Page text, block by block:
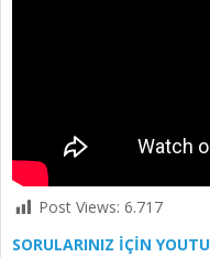
Post Views: 6.717
SORULARINIZ İÇİN